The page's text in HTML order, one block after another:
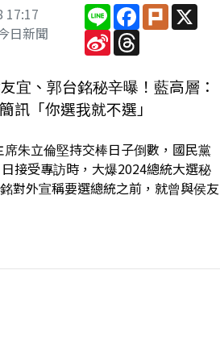
17:17
日新聞
Line Facebook
Plurk
Sina
Weibo
Threads
宜、郭台銘秘辛曝！藍高層：
訊「你選我就不選」
席朱立倫堅持交棒日子倒數，國民黨
接受專訪時，大爆2024總統大選秘
對外宣稱要選總統之前，就曾與侯友